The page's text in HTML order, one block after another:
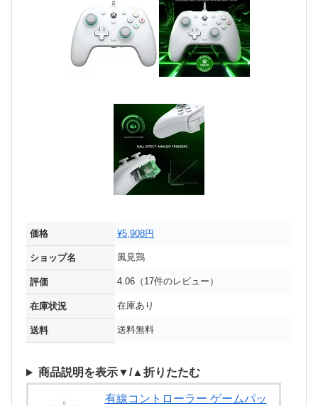
価格 ¥5,908円
ショップ名 風見鶏
評価 4.06（17件のレビュー）
在庫状況 在庫あり
送料 送料無料
商品説明を表示▼/▲折りたたむ
有線コントローラー ゲームパッ